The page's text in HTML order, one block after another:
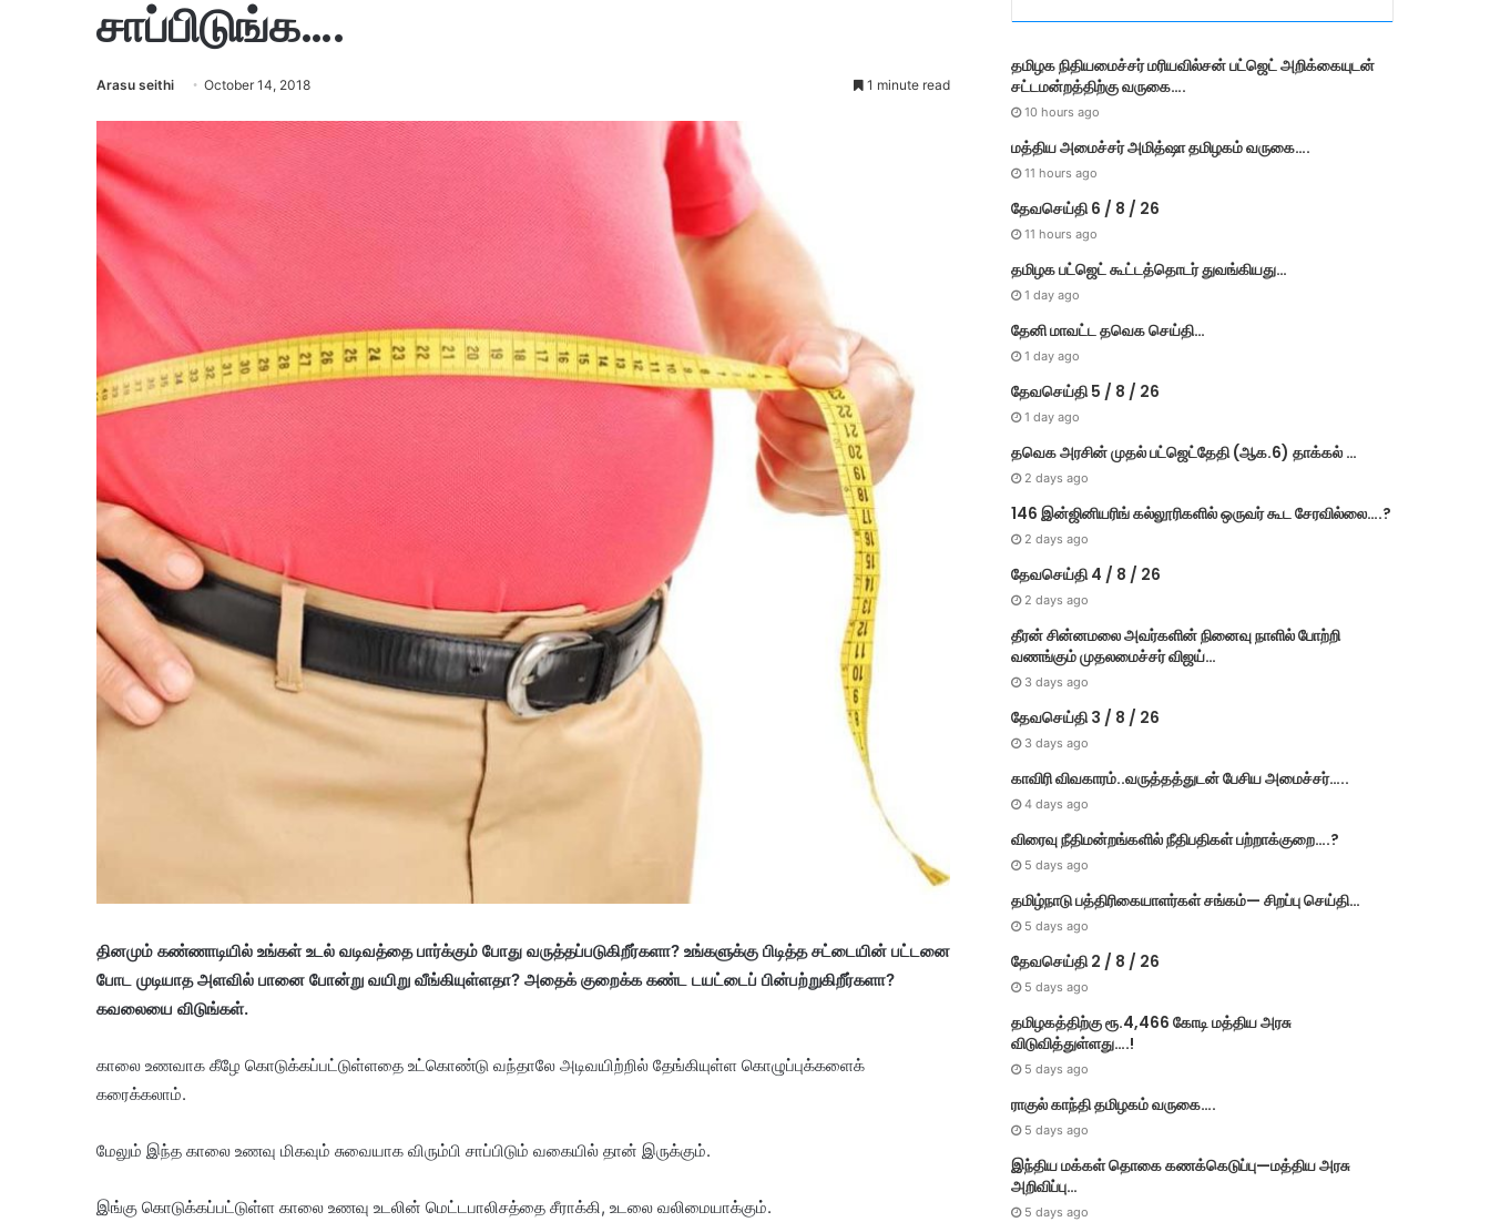
சாப்பிடுங்க….
Arasu seithi October 14, 2018 1 minute read
தினமும் கண்ணாடியில் உங்கள் உடல் வடிவத்தை பார்க்கும் போது வருத்தப்படுகிறீர்களா? உங்களுக்கு பிடித்த சட்டையின் பட்டனை
போட முடியாத அளவில் பானை போன்று வயிறு வீங்கியுள்ளதா? அதைக் குறைக்க கண்ட டயட்டைப் பின்பற்றுகிறீர்களா?
கவலையை விடுங்கள்.
காலை உணவாக கீழே கொடுக்கப்பட்டுள்ளதை உட்கொண்டு வந்தாலே அடிவயிற்றில் தேங்கியுள்ள கொழுப்புக்களைக்
கரைக்கலாம்.
மேலும் இந்த காலை உணவு மிகவும் சுவையாக விரும்பி சாப்பிடும் வகையில் தான் இருக்கும்.
இங்கு கொடுக்கப்பட்டுள்ள காலை உணவு உடலின் மெட்டபாலிசத்தை சீராக்கி, உடலை வலிமையாக்கும்.
s
தமி​ழ​க நிதியமைச்சர் மரியவில்சன் பட்ஜெட் அறிக்கையுடன்
சட்டமன்றத்திற்கு வருகை….
10 hours ago
மத்திய அமைச்சர் அமித்ஷா தமிழகம் வருகை….
11 hours ago
தேவசெய்தி 6 / 8 / 26
11 hours ago
தமிழக பட்ஜெட் கூட்டத்தொடர் துவங்கியது…
1 day ago
தேனி மாவட்ட தவெக செய்தி…
1 day ago
தேவசெய்தி 5 / 8 / 26
1 day ago
தவெக அரசின் முதல் பட்​ஜெட்தேதி (ஆக.6) தாக்​கல் …
2 days ago
146 இன்ஜினியரிங் கல்லூரிகளில் ஒருவர் கூட சேரவில்லை….?
2 days ago
தேவசெய்தி 4 / 8 / 26
2 days ago
தீரன் சின்னமலை அவர்களின் நினைவு நாளில் போற்றி
வணங்கும் முதலமைச்சர் விஜய்…
3 days ago
தேவசெய்தி 3 / 8 / 26
3 days ago
காவிரி விவகாரம்..வருத்தத்துடன் பேசிய அமைச்சர்…..
4 days ago
விரைவு நீதிமன்றங்களில் நீதிபதிகள் பற்றாக்குறை….?
5 days ago
தமிழ்நாடு பத்திரிகையாளர்கள் சங்கம்— சிறப்பு செய்தி…
5 days ago
தேவசெய்தி 2 / 8 / 26
5 days ago
தமிழகத்திற்கு ரூ.4,466 கோடி மத்திய அரசு
விடுவித்துள்ளது….!
5 days ago
ராகுல் காந்தி தமிழகம் வருகை….
5 days ago
இந்திய மக்கள் தொகை கணக்கெடுப்பு—மத்திய அரசு
அறிவிப்பு…
5 days ago